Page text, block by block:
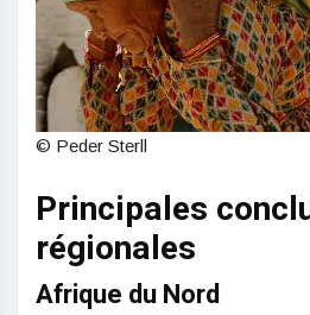
© Peder Sterll
Principales
régionales
Afrique du Nord